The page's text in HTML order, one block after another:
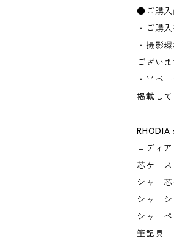
●ご購入
・ご購
・撮影
ございま
・当ペ
掲載して
RHODIA
ロディ
芯ケース
シャー
シャー
シャーペ
筆記具